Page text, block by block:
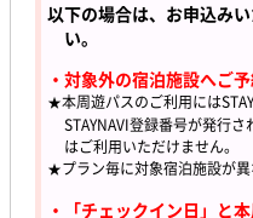
以下の場合は、お申込み
い。
・対象外の宿泊施設へご
★本周遊パスのご利用には
STAYNAVI登録番号が発行
はご利用いただけません。
★プラン毎に対象宿泊施設が異
・「チェックイン日」と